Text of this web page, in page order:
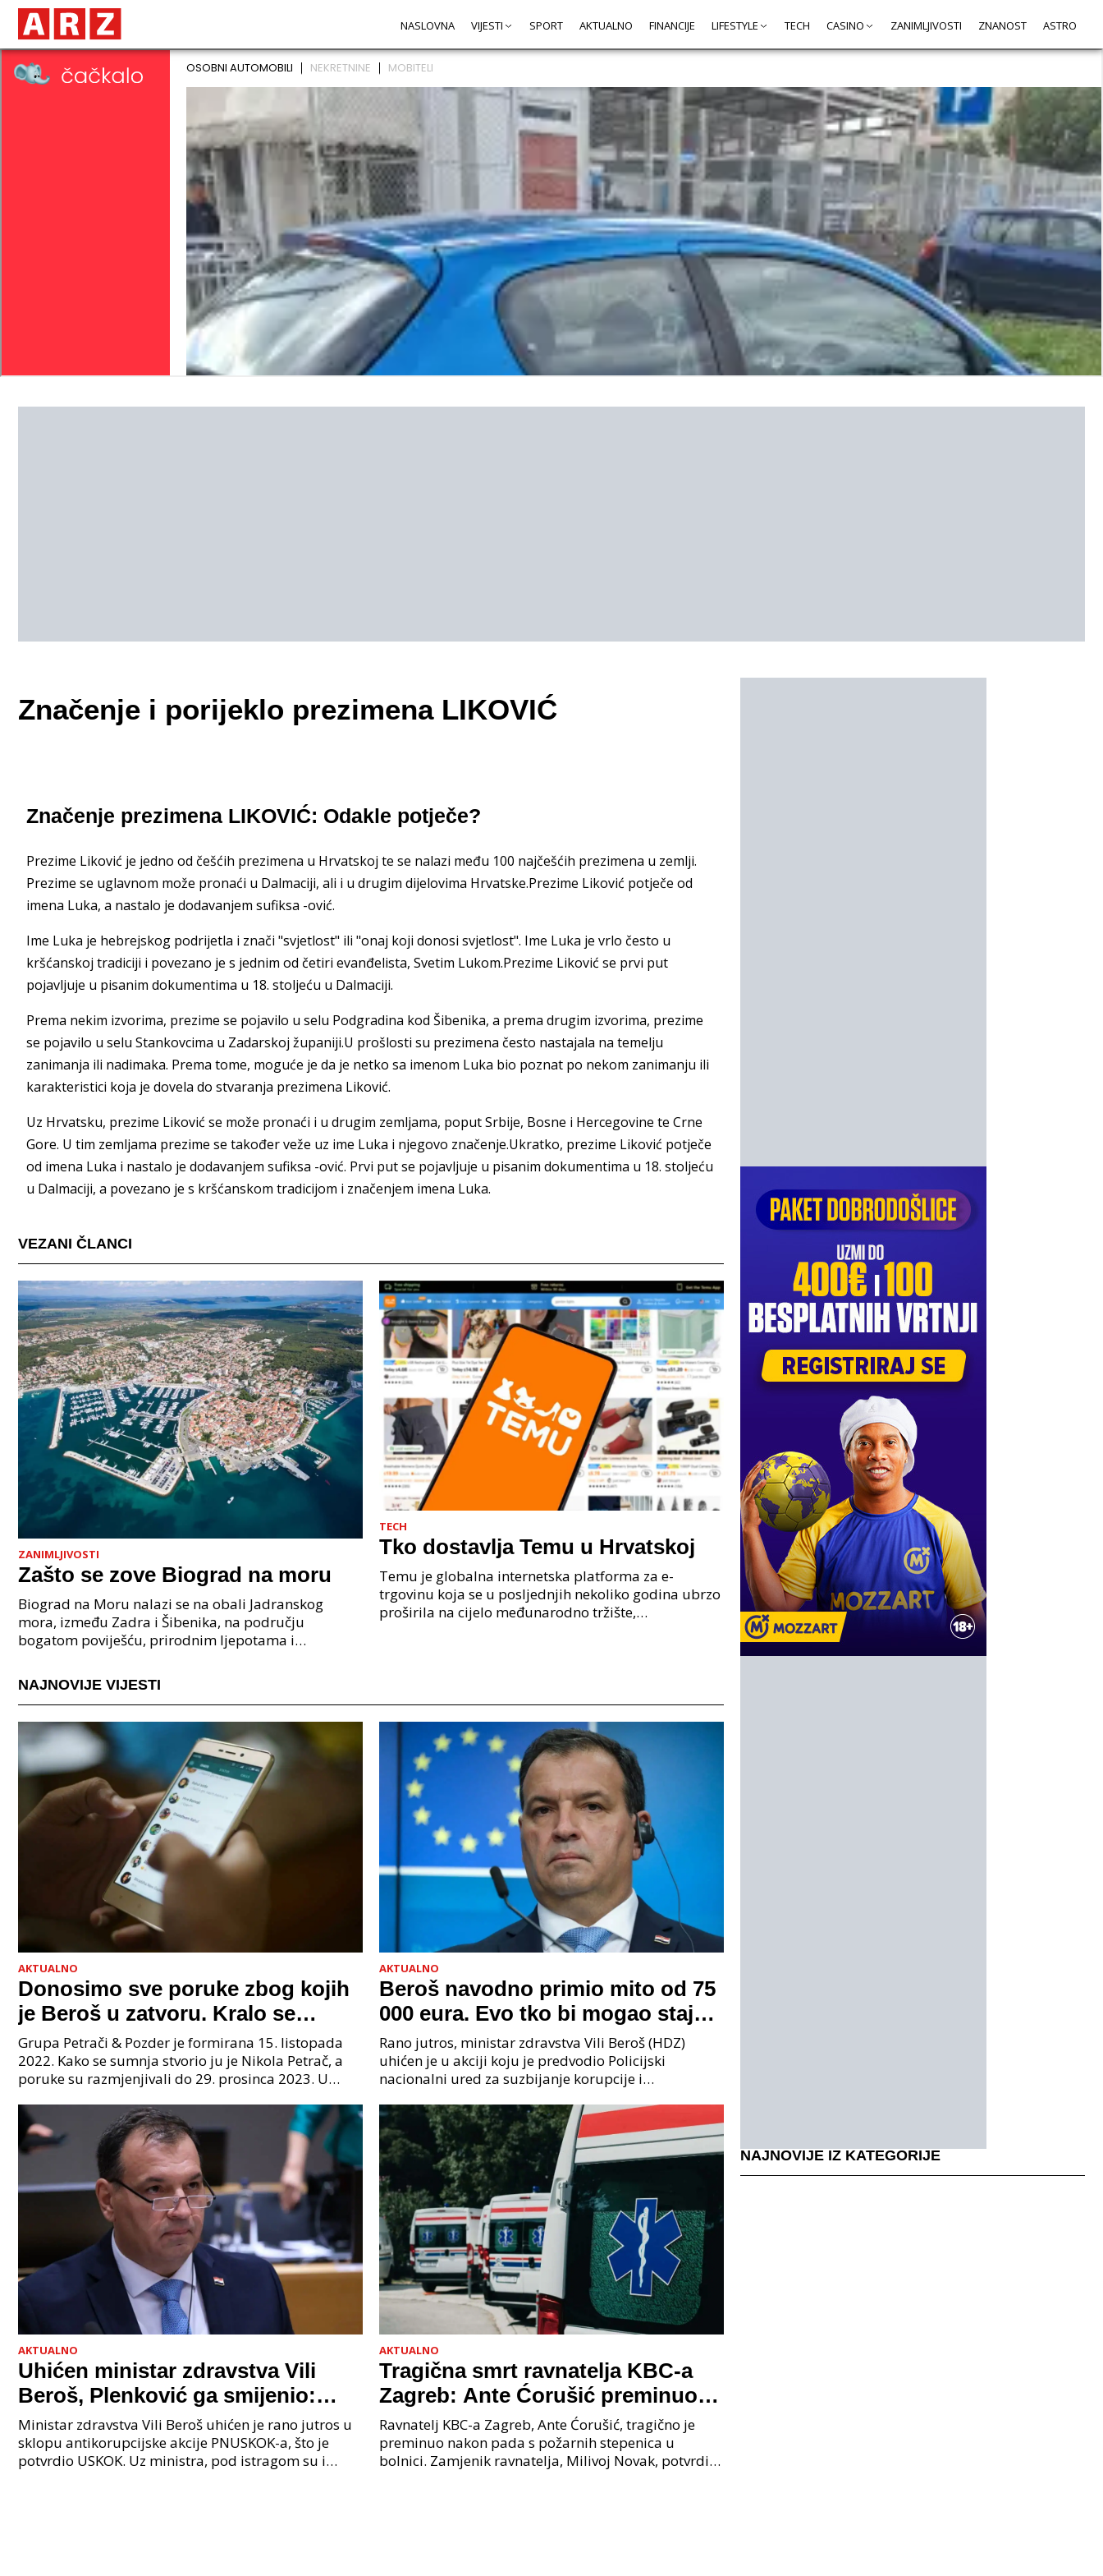
NASLOVNA VIJESTI SPORT AKTUALNO FINANCIJE LIFESTYLE TECH CASINO ZANIMLJIVOSTI ZNANOST ASTRO
Značenje i porijeklo prezimena LIKOVIĆ
Značenje prezimena LIKOVIĆ: Odakle potječe?
Prezime Liković je jedno od češćih prezimena u Hrvatskoj te se nalazi među 100 najčešćih prezimena u zemlji.
Prezime se uglavnom može pronaći u Dalmaciji, ali i u drugim dijelovima Hrvatske.Prezime Liković potječe od
imena Luka, a nastalo je dodavanjem sufiksa -ović.
Ime Luka je hebrejskog podrijetla i znači "svjetlost" ili "onaj koji donosi svjetlost". Ime Luka je vrlo često u
kršćanskoj tradiciji i povezano je s jednim od četiri evanđelista, Svetim Lukom.Prezime Liković se prvi put
pojavljuje u pisanim dokumentima u 18. stoljeću u Dalmaciji.
Prema nekim izvorima, prezime se pojavilo u selu Podgradina kod Šibenika, a prema drugim izvorima, prezime
se pojavilo u selu Stankovcima u Zadarskoj županiji.U prošlosti su prezimena često nastajala na temelju
zanimanja ili nadimaka. Prema tome, moguće je da je netko sa imenom Luka bio poznat po nekom zanimanju ili
karakteristici koja je dovela do stvaranja prezimena Liković.
Uz Hrvatsku, prezime Liković se može pronaći i u drugim zemljama, poput Srbije, Bosne i Hercegovine te Crne
Gore. U tim zemljama prezime se također veže uz ime Luka i njegovo značenje.Ukratko, prezime Liković potječe
od imena Luka i nastalo je dodavanjem sufiksa -ović. Prvi put se pojavljuje u pisanim dokumentima u 18. stoljeću
u Dalmaciji, a povezano je s kršćanskom tradicijom i značenjem imena Luka.
VEZANI ČLANCI
ZANIMLJIVOSTI
Zašto se zove Biograd na moru
Biograd na Moru nalazi se na obali Jadranskog
mora, između Zadra i Šibenika, na području
bogatom poviješću, prirodnim ljepotama i
moru? Njegovo ime doslo
TECH
Tko dostavlja Temu u Hrvatskoj
Temu je globalna internetska platforma za e-
trgovinu koja se u posljednjih nekoliko godina ubrzo
proširila na cijelo međunarodno tržište,
NAJNOVIJE VIJESTI
AKTUALNO
Donosimo sve poruke zbog kojih
je Beroš u zatvoru. Kralo se
godinama. Tko će iz vlade biti
sljedeći uhićen?
Grupa Petrači & Pozder je formirana 15. listopada
2022. Kako se sumnja stvorio ju je Nikola Petrač, a
poruke su razmjenjivali do 29. prosinca 2023. U
AKTUALNO
Beroš navodno primio mito od 75
000 eura. Evo tko bi mogao stajati
na čelu zločinačkog udruženja
Rano jutros, ministar zdravstva Vili Beroš (HDZ)
uhićen je u akciji koju je predvodio Policijski
nacionalni ured za suzbijanje korupcije i
priopćenju USKOK
AKTUALNO
Uhićen ministar zdravstva Vili
Beroš, Plenković ga smijenio:
Istraga USKOK-a zbog korupcije
Ministar zdravstva Vili Beroš uhićen je rano jutros u
sklopu antikorupcijske akcije PNUSKOK-a, što je
potvrdio USKOK. Uz ministra, pod istragom su i
AKTUALNO
Tragična smrt ravnatelja KBC-a
Zagreb: Ante Ćorušić preminuo
nakon pada u bolnici, policija na
mjestu događaja
Ravnatelj KBC-a Zagreb, Ante Ćorušić, tragično je
preminuo nakon pada s požarnih stepenica u
bolnici. Zamjenik ravnatelja, Milivoj Novak, potvrdio
NAJNOVIJE IZ KATEGORIJE